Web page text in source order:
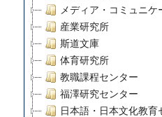
メディア・コミュニケ
産業研究所
斯道文庫
体育研究所
教職課程センター
福澤研究センター
日本語・日本文化教育